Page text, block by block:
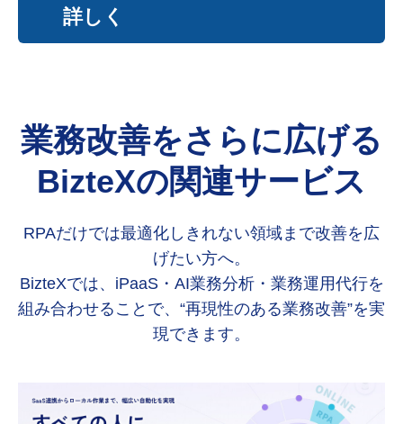
詳しく
業務改善をさらに広げる
BizteXの関連サービス
RPAだけでは最適化しきれない領域まで改善を広
げたい方へ。
BizteXでは、iPaaS・AI業務分析・業務運用代行を
組み合わせることで、“再現性のある業務改善”を実
現できます。